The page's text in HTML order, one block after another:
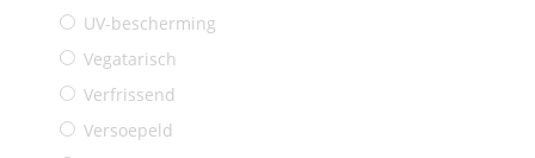
UV-bescherming
Vegatarisch
Verfrissend
Versoepeld